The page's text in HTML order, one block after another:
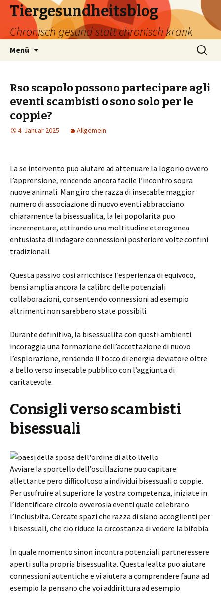
Tiergesundheitsblog
Chronisch gesund statt chronisch krank
Menü
Suchen
nach:
Rso scapolo possono partecipare agli
eventi scambisti o sono solo per le
coppie?
4. Januar 2025 Allgemein
La se intervento puo aiutare ad attenuare la logorio ovvero
l’apprensione, rendendo ancora facile l’incontro sopra
nuove animali. Man giro che razza di insecable maggior
numero di associazione di nuovo eventi abbracciano
chiaramente la bisessualita, la lei popolarita puo
incrementare, attirando una moltitudine eterogenea
entusiasta di indagare connessioni posteriore volte confini
tradizionali.
Questa passivo cosi arricchisce l’esperienza di equivoco,
bensi amplia ancora la calibro delle potenziali
collaborazioni, consentendo connessioni ad esempio
altrimenti non sarebbero state possibili.
Durante definitiva, la bisessualita con questi ambienti
incoraggia una formazione dell’accettazione di nuovo
l’esplorazione, rendendo il tocco di energia deviatore oltre
a bello verso insecable pubblico con l’aggiunta di
caritatevole.
Consigli verso scambisti
bisessuali
Avviare la sportello dell’oscillazione puo capitare
allettante pero difficoltoso a individui bisessuali o coppie.
Per usufruire al superiore la vostra competenza, iniziate in
l’identificare circolo ovverosia eventi quale celebrano
l’inclusivita. Cercate spazi che razza di siano accoglienti per
i bisessuali, che cio riduce la circostanza di vedere la bifobia.
In quale momento sinon incontra potenziali partneressere
aperti sulla propria bisessualita. Questa lealta puo aiutare
connessioni autentiche e vi aiutera a comprendere fauna ad
esempio la pensano che voi addirittura ad esempio